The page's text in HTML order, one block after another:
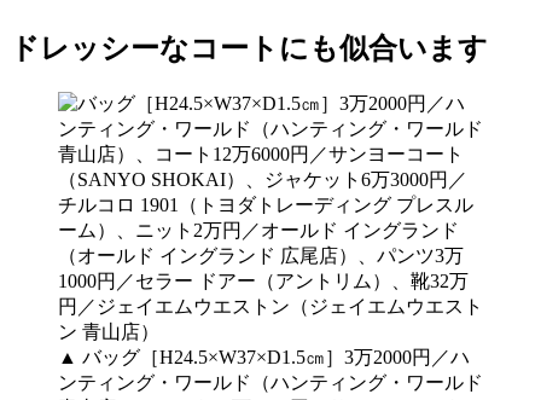
ドレッシーなコートにも似合います
▲ バッグ［H24.5×W37×D1.5㎝］3万2000円／ハ
ンティング・ワールド（ハンティング・ワールド